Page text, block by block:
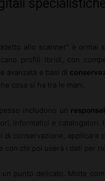
allo scanner” è ormai
profili ibridi, con
avanzata e basi di
cosa si ha tra le mani.
includono un
informatici e
di conservazione, applicare
con chi poi userà i dati per
un punto delicato. Molte